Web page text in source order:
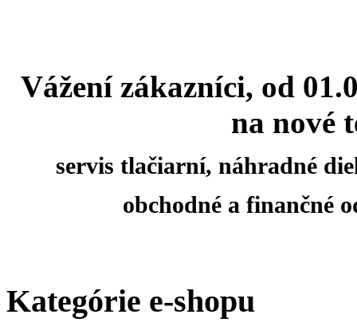
Vážení zákazníci, od
na nové
servis tlačiarní, náhradné
obchodné a finančné
Kategórie e-shopu